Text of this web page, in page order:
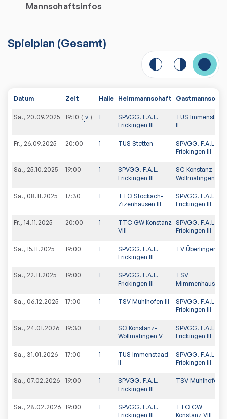
Mannschaftsinfos
Spielplan (Gesamt)
Datum Zeit Halle Heimmannschaft
Sa., 20.09.2025 19:10 v 1
SPVGG. F.A.L.
Frickingen III
TUS Immenstaad
II
Fr., 26.09.2025 20:00 1 TUS Stetten
SPVGG. F.A.L.
Frickingen III
Sa., 25.10.2025 19:00 1
SPVGG. F.A.L.
Frickingen III
SC Konstanz-
Wollmatingen V
Sa., 08.11.2025 17:30 1
TTC Stockach-
Zizenhausen III
SPVGG. F.A.L.
Frickingen III
Fr., 14.11.2025 20:00 1
TTC GW Konstanz
VIII
SPVGG. F.A.L.
Frickingen III
Sa., 15.11.2025 19:00 1
SPVGG. F.A.L.
Frickingen III
TV Überlingen IV
Sa., 22.11.2025 19:00 1
SPVGG. F.A.L.
Frickingen III
TSV
Mimmenhausen V
Sa., 06.12.2025 17:00 1 TSV Mühlhofen III
SPVGG. F.A.L.
Frickingen III
Sa., 24.01.2026 19:30 1
SC Konstanz-
Wollmatingen V
SPVGG. F.A.L.
Frickingen III
Sa., 31.01.2026 17:00 1
TUS Immenstaad
II
SPVGG. F.A.L.
Frickingen III
Sa., 07.02.2026 19:00 1
SPVGG. F.A.L.
Frickingen III
TSV Mühlhofen III
Sa., 28.02.2026 19:00 1
SPVGG. F.A.L.
Frickingen III
TTC GW
Konstanz VIII